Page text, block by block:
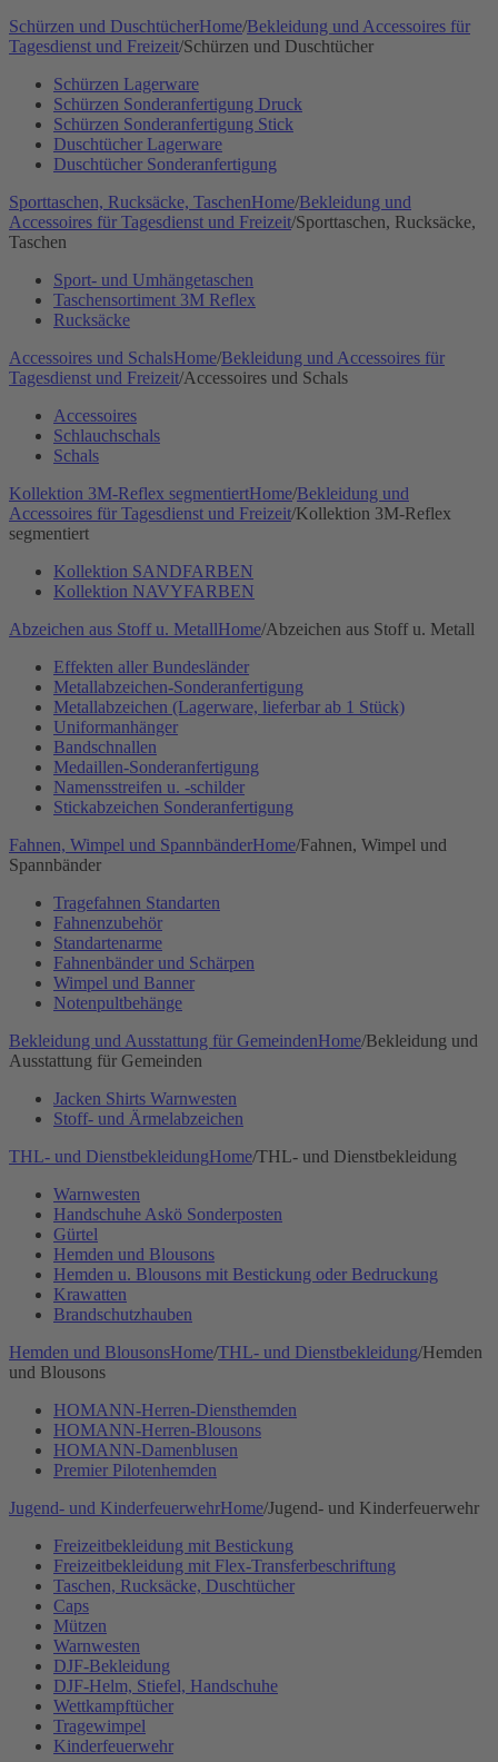
Schürzen und DuschtücherHome/Bekleidung und Accessoires für
Tagesdienst und Freizeit/Schürzen und Duschtücher
Schürzen Lagerware
Schürzen Sonderanfertigung Druck
Schürzen Sonderanfertigung Stick
Duschtücher Lagerware
Duschtücher Sonderanfertigung
Sporttaschen, Rucksäcke, TaschenHome/Bekleidung und
Accessoires für Tagesdienst und Freizeit/Sporttaschen, Rucksäcke,
Taschen
Sport- und Umhängetaschen
Taschensortiment 3M Reflex
Rucksäcke
Accessoires und SchalsHome/Bekleidung und Accessoires für
Tagesdienst und Freizeit/Accessoires und Schals
Accessoires
Schlauchschals
Schals
Kollektion 3M-Reflex segmentiertHome/Bekleidung und
Accessoires für Tagesdienst und Freizeit/Kollektion 3M-Reflex
segmentiert
Kollektion SANDFARBEN
Kollektion NAVYFARBEN
Abzeichen aus Stoff u. MetallHome/Abzeichen aus Stoff u. Metall
Effekten aller Bundesländer
Metallabzeichen-Sonderanfertigung
Metallabzeichen (Lagerware, lieferbar ab 1 Stück)
Uniformanhänger
Bandschnallen
Medaillen-Sonderanfertigung
Namensstreifen u. -schilder
Stickabzeichen Sonderanfertigung
Fahnen, Wimpel und SpannbänderHome/Fahnen, Wimpel und
Spannbänder
Tragefahnen Standarten
Fahnenzubehör
Standartenarme
Fahnenbänder und Schärpen
Wimpel und Banner
Notenpultbehänge
Bekleidung und Ausstattung für GemeindenHome/Bekleidung und
Ausstattung für Gemeinden
Jacken Shirts Warnwesten
Stoff- und Ärmelabzeichen
THL- und DienstbekleidungHome/THL- und Dienstbekleidung
Warnwesten
Handschuhe Askö Sonderposten
Gürtel
Hemden und Blousons
Hemden u. Blousons mit Bestickung oder Bedruckung
Krawatten
Brandschutzhauben
Hemden und BlousonsHome/THL- und Dienstbekleidung/Hemden
und Blousons
HOMANN-Herren-Diensthemden
HOMANN-Herren-Blousons
HOMANN-Damenblusen
Premier Pilotenhemden
Jugend- und KinderfeuerwehrHome/Jugend- und Kinderfeuerwehr
Freizeitbekleidung mit Bestickung
Freizeitbekleidung mit Flex-Transferbeschriftung
Taschen, Rucksäcke, Duschtücher
Caps
Mützen
Warnwesten
DJF-Bekleidung
DJF-Helm, Stiefel, Handschuhe
Wettkampftücher
Tragewimpel
Kinderfeuerwehr